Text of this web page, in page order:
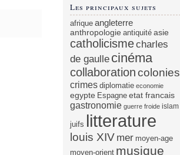
Les principaux sujets
afrique angleterre
anthropologie antiquité asie
catholicismecharles
de gaulle cinéma
collaborationcolonies
crimes diplomatie economie
egypte Espagne etat francais
gastronomie guerre froide islam
juifs litterature
louis XIV mer moyen-age
moyen-orient musique